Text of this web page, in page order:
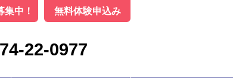
集中！ 無料体験申込み
22-0977